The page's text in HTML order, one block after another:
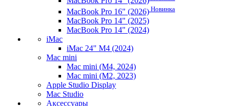
MacBook Pro 16" (2026) Новинка
MacBook Pro 14" (2025)
MacBook Pro 14" (2024)
iMac
iMac 24" M4 (2024)
Mac mini
Mac mini (M4, 2024)
Mac mini (M2, 2023)
Apple Studio Display
Mac Studio
Аксессуары